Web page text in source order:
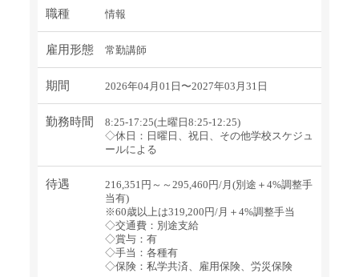
職種 情報
雇用形態 常勤講師
期間 2026年04月01日〜2027年03月31日
勤務時間
8:25-17:25(土曜日8:25-12:25)
◇休日：日曜日、祝日、その他学校スケジュ
ールによる
待遇
216,351円～～295,460円/月(別途＋4%調整手
当有)
※60歳以上は319,200円/月＋4%調整手当
◇交通費：別途支給
◇賞与：有
◇手当：各種有
◇保険：私学共済、雇用保険、労災保険